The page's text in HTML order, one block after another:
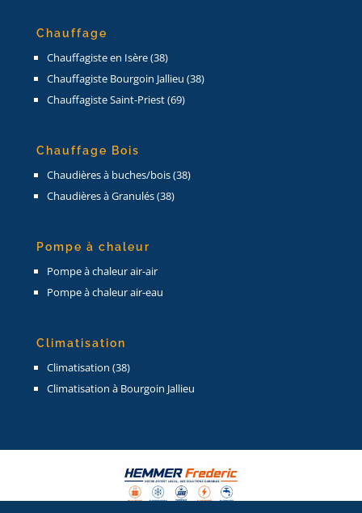
Chauffage
Chauffagiste en Isère (38)
Chauffagiste Bourgoin Jallieu (38)
Chauffagiste Saint-Priest (69)
Chauffage Bois
Chaudières à buches/bois (38)
Chaudières à Granulés (38)
Pompe à chaleur
Pompe à chaleur air-air
Pompe à chaleur air-eau
Climatisation
Climatisation (38)
Climatisation à Bourgoin Jallieu